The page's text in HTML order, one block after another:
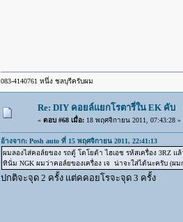
083-4140761 หนึ่ง ชลบุรีครับผม
Re: DIY คอยล์แยกโรตารี่ใน EK คับ
« ตอบ #68 เมื่อ:18 พฤศจิกายน 2011, 07:43:28 »
อ้างจาก: Posh auto ที่ 15 พฤศจิกายน 2011, 22:41:13
ผมลองไส่คอล์ยของ รถตู้ โตโยต้า ไฮเอช รห้สเครื่อง 3RZ
ทินั่ม NGK ผมว่าคอล์ยของเครื่อง เจ น่าจะใส่ได้นะครับ (ผม
ปกติจะจุด 2 ครั้ง แต่คคอยโรจะจุด 3 ครั้ง